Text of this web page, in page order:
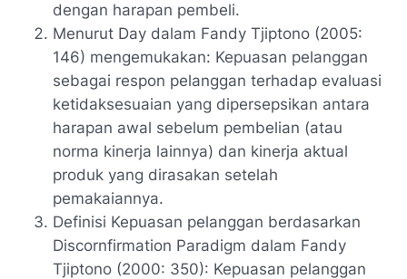
dengan harapan pembeli.
Menurut Day dalam Fandy Tjiptono (2005:
146) mengemukakan: Kepuasan pelanggan
sebagai respon pelanggan terhadap evaluasi
ketidaksesuaian yang dipersepsikan antara
harapan awal sebelum pembelian (atau
norma kinerja lainnya) dan kinerja aktual
produk yang dirasakan setelah
pemakaiannya.
Definisi Kepuasan pelanggan berdasarkan
Discornfirmation Paradigm dalam Fandy
Tjiptono (2000: 350): Kepuasan pelanggan